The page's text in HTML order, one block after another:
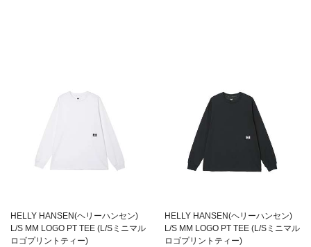
HELLY HANSEN(ヘリーハンセン)
L/S MM LOGO PT TEE (L/Sミニマル
ロゴプリントティー)
HELLY HANSEN(ヘリーハンセン)
L/S MM LOGO PT TEE (L/Sミニマル
ロゴプリントティー)